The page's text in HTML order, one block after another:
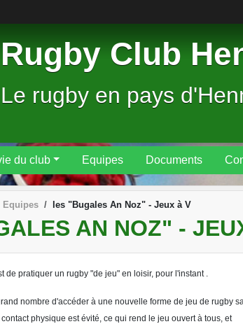
Rugby Club
Le rugby en pays
du club Equipes Documents
Equipes les "Bugales An Noz" - Jeux à V
AN NOZ" -
de pratiquer un rugby "de jeu" en loisir, pour l'instant
nombre d'accéder à une nouvelle forme de jeu de rugby
physique est évité, ce qui rend le jeu ouvert à tous, et